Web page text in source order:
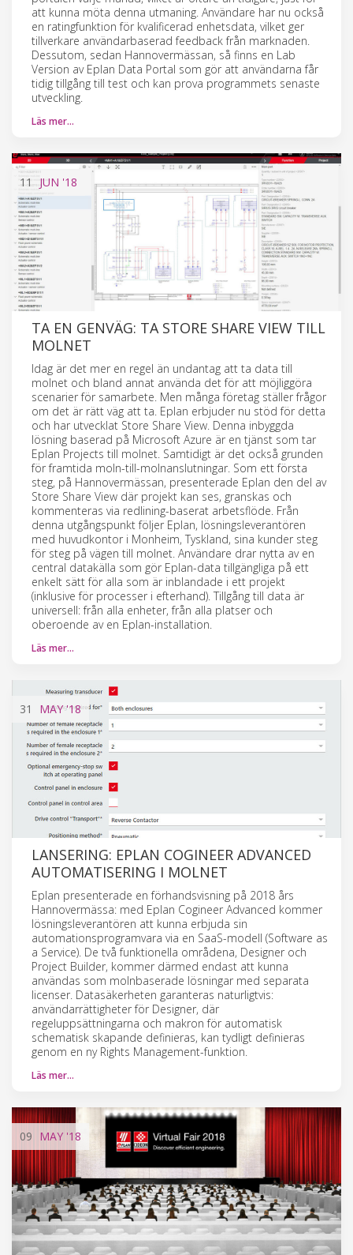
att kunna möta denna utmaning. Användare har nu också
en ratingfunktion för kvalificerad enhetsdata, vilket ger
tillverkare användarbaserad feedback från marknaden.
Dessutom, sedan Hannovermässan, så finns en Lab
Version av Eplan Data Portal som gör att användarna får
tidig tillgång till test och kan prova programmets senaste
utveckling.
Läs mer…
11 JUN '18
TA EN GENVÄG: TA STORE SHARE VIEW TILL
MOLNET
Idag är det mer en regel än undantag att ta data till
molnet och bland annat använda det för att möjliggöra
scenarier för samarbete. Men många företag ställer frågor
om det är rätt väg att ta. Eplan erbjuder nu stöd för detta
och har utvecklat Store Share View. Denna inbyggda
lösning baserad på Microsoft Azure är en tjänst som tar
Eplan Projects till molnet. Samtidigt är det också grunden
för framtida moln-till-molnanslutningar. Som ett första
steg, på Hannovermässan, presenterade Eplan den del av
Store Share View där projekt kan ses, granskas och
kommenteras via redlining-baserat arbetsflöde. Från
denna utgångspunkt följer Eplan, lösningsleverantören
med huvudkontor i Monheim, Tyskland, sina kunder steg
för steg på vägen till molnet. Användare drar nytta av en
central datakälla som gör Eplan-data tillgängliga på ett
enkelt sätt för alla som är inblandade i ett projekt
(inklusive för processer i efterhand). Tillgång till data är
universell: från alla enheter, från alla platser och
oberoende av en Eplan-installation.
Läs mer…
31 MAY'18
LANSERING: EPLAN COGINEER ADVANCED
AUTOMATISERING I MOLNET
Eplan presenterade en förhandsvisning på 2018 års
Hannovermässa: med Eplan Cogineer Advanced kommer
lösningsleverantören att kunna erbjuda sin
automationsprogramvara via en SaaS-modell (Software as
a Service). De två funktionella områdena, Designer och
Project Builder, kommer därmed endast att kunna
användas som molnbaserade lösningar med separata
licenser. Datasäkerheten garanteras naturligtvis:
användarrättigheter för Designer, där
regeluppsättningarna och makron för automatisk
schematisk skapande definieras, kan tydligt definieras
genom en ny Rights Management-funktion.
Läs mer…
09 MAY '18